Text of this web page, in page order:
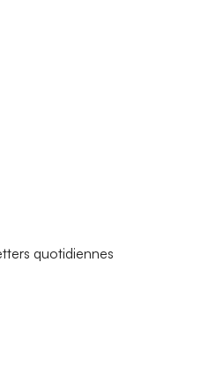
quotidiennes